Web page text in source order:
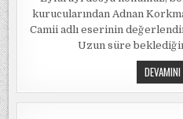
kurucularından Adnan
Camii adlı eserinin
Uzun süre
DEVAMINI